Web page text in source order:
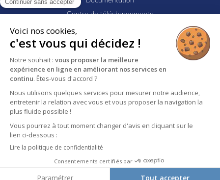
Continuer sans accepter
Voici nos cookies,
c'est vous qui décidez !
Notre souhait : vous proposer la meilleure
expérience en ligne en améliorant nos services en
continu. Êtes-vous d'accord ?
Nous utilisons quelques services pour mesurer notre audience,
entretenir la relation avec vous et vous proposer la navigation la
plus fluide possible !
Vous pourrez à tout moment changer d'avis en cliquant sur le
lien ci-dessous :
Lire la politique de confidentialité
Consentements certifiés par
Paramétrer Tout accepter
↑
Centre de téléchargements
Newsletter
Mentions légales
Politique de confidentialité
Conditions générales de vente